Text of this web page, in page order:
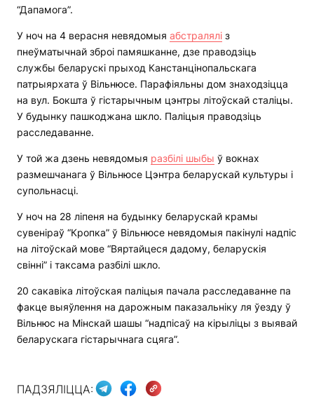
“Дапамога”.
У ноч на 4 верасня невядомыя абстралялі з
пнеўматычнай зброі памяшканне, дзе праводзіць
службы беларускі прыход Канстанцінопальскага
патрыярхата ў Вільнюсе. Парафіяльны дом знаходзіцца
на вул. Бокшта ў гістарычным цэнтры літоўскай сталіцы.
У будынку пашкоджана шкло. Паліцыя праводзіць
расследаванне.
У той жа дзень невядомыя разбілі шыбы ў вокнах
размешчанага ў Вільнюсе Цэнтра беларускай культуры і
супольнасці.
У ноч на 28 ліпеня на будынку беларускай крамы
сувеніраў “Кропка” ў Вільнюсе невядомыя пакінулі надпіс
на літоўскай мове “Вяртайцеся дадому, беларускія
свінні” і таксама разбілі шкло.
20 сакавіка літоўская паліцыя пачала расследаванне па
факце выяўлення на дарожным паказальніку ля ўезду ў
Вільнюс на Мінскай шашы “надпісаў на кірыліцы з выявай
беларускага гістарычнага сцяга”.
ПАДЗЯЛІЦЦА: